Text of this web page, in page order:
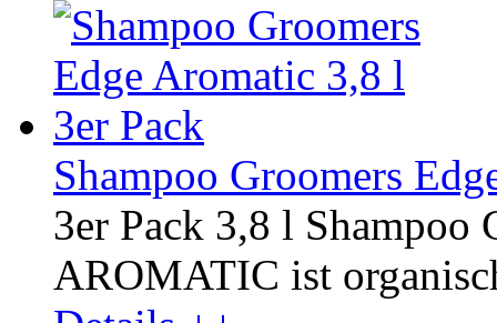
Shampoo Groomers
3er Pack 3,8 l Shampoo
AROMATIC ist